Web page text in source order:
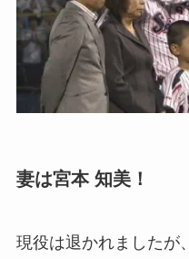
妻は宮本 知美！
現役は退かれましたが